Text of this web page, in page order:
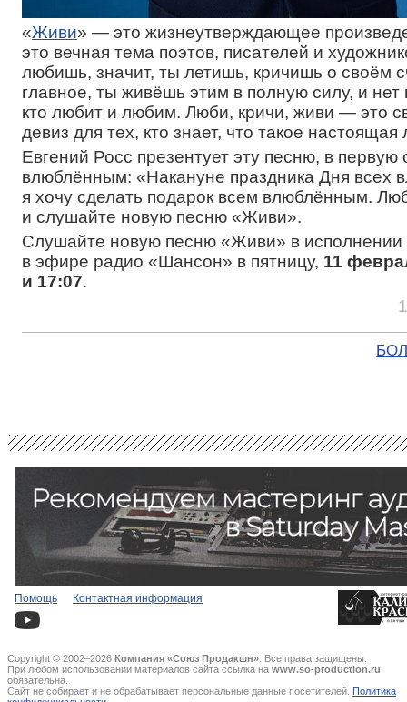
«Живи» — это жизнеутверждающее
это вечная тема поэтов, писателей и
любишь, значит, ты летишь, кричишь о своём
главное, ты живёшь этим в полную силу, и нет
кто любит и любим. Люби, кричи, живи — это
девиз для тех, кто знает, что такое
Евгений Росс презентует эту песню, в первую
влюблённым: «Накануне праздника Дня всех
я хочу сделать подарок всем влюблённым.
и слушайте новую песню «Живи».
Слушайте новую песню «Живи» в исполнении
в эфире радио «Шансон» в пятницу, 11
и 17:07.
Помощь Контактная информация
Copyright © 2002–2026 Компания «Союз Продакшн» . Все права защищены.
При любом использовании материалов сайта ссылка на www.so-production.ru
обязательна.
Сайт не собирает и не обрабатывает персональные данные посетителей. Политика